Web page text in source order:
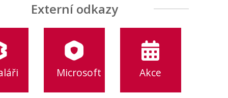
Externí odkazy
Microsoft Akce